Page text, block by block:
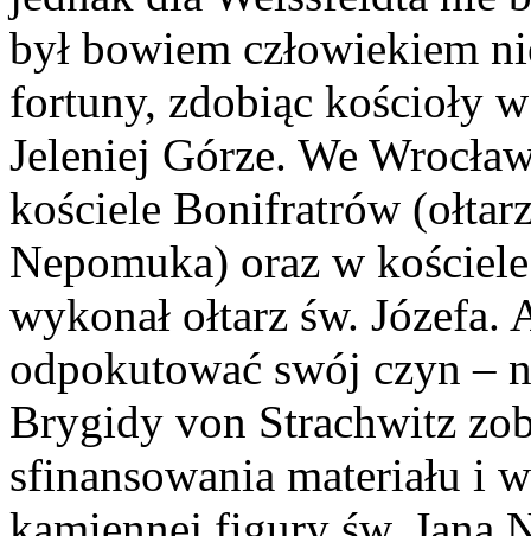
był bowiem człowiekiem
fortuny, zdobiąc kościoły
Jeleniej Górze. We
kościele Bonifratrów
Nepomuka) oraz w
wykonał ołtarz św.
odpokutować swój czyn –
Brygidy von Strachwitz
sfinansowania materiału i